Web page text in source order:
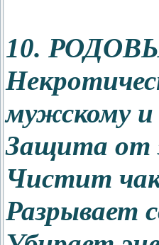
10.
мужскому и
Защита от
Чистит
Разрывает